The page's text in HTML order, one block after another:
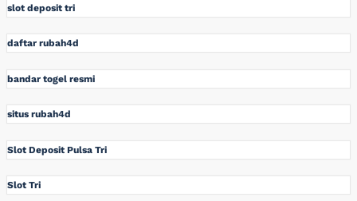
slot deposit tri
daftar rubah4d
bandar togel resmi
situs rubah4d
Slot Deposit Pulsa Tri
Slot Tri